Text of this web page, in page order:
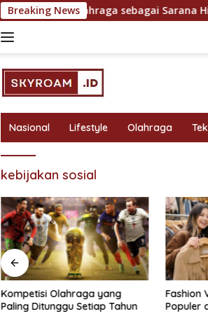
Breaking News
Olahraga sebagai Sarana Hiburan
Nasional Lifestyle Olahraga
kebijakan sosial
Kompetisi Olahraga yang
Paling Ditunggu Setiap Tahun
Fashion
Populer